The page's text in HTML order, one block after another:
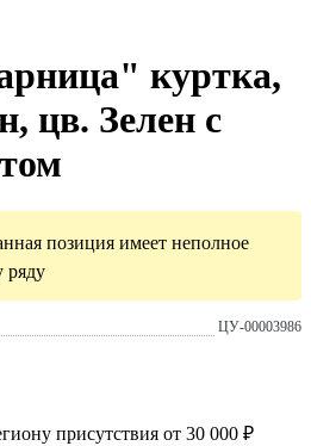
куртка,
цв. Зелен с
позиция имеет неполное
ряду
ЦУ-00003986
присутствия от 30 000 ₽